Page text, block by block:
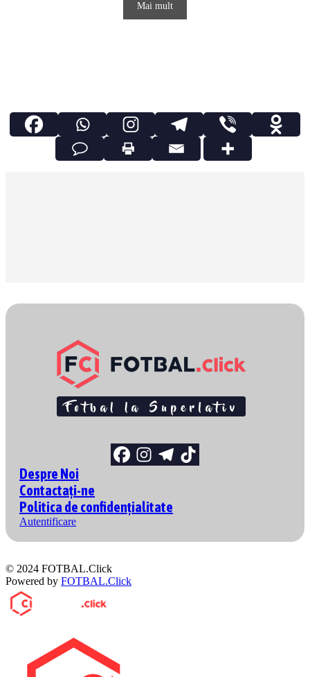
Mai mult
Despre Noi
Contactați-ne
Politica de confidențialitate
Autentificare
© 2024 FOTBAL.Click
Powered by FOTBAL.Click